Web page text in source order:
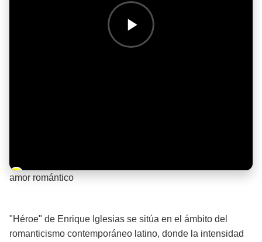
Barra de progreso de la reproducción
amor romántico
"Héroe" de Enrique Iglesias se sitúa en el ámbito del
romanticismo contemporáneo latino, donde la intensidad